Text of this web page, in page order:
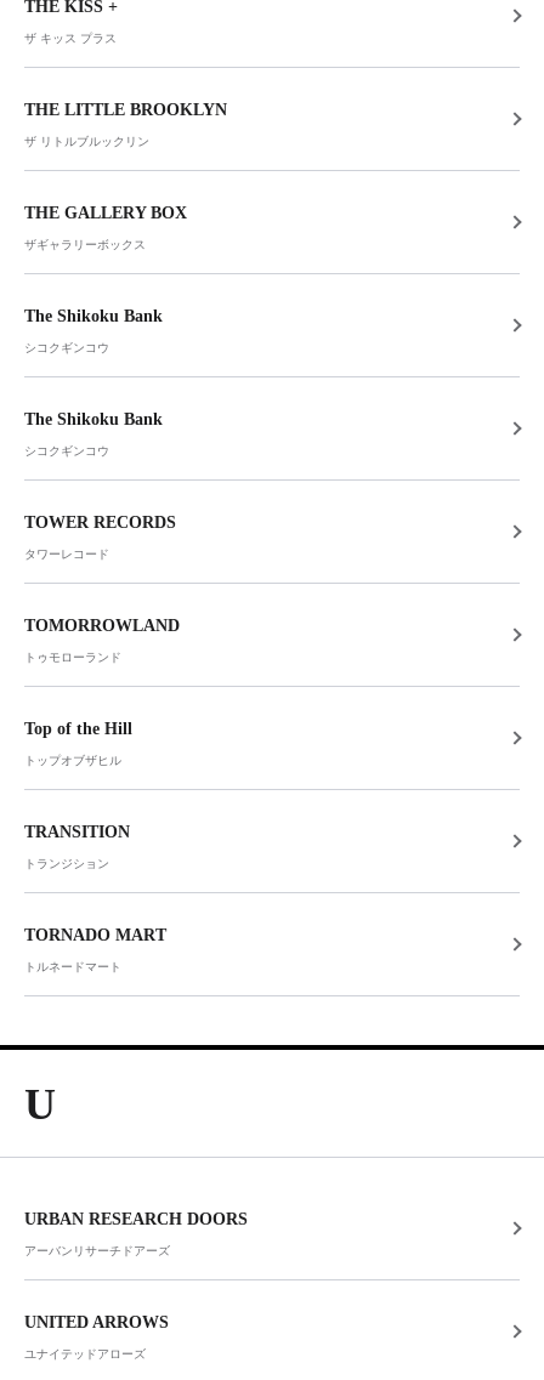
THE KISS +
ザ キッス プラス
THE LITTLE BROOKLYN
ザ リトルブルックリン
THE GALLERY BOX
ザギャラリーボックス
The Shikoku Bank
シコクギンコウ
The Shikoku Bank
シコクギンコウ
TOWER RECORDS
タワーレコード
TOMORROWLAND
トゥモローランド
Top of the Hill
トップオブザヒル
TRANSITION
トランジション
TORNADO MART
トルネードマート
U
URBAN RESEARCH DOORS
アーバンリサーチドアーズ
UNITED ARROWS
ユナイテッドアローズ